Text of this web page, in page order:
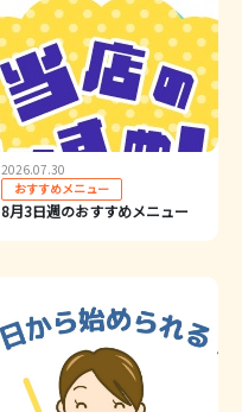
2026.07.30
おすすめメニュー
8月3日週のおすすめメニュー